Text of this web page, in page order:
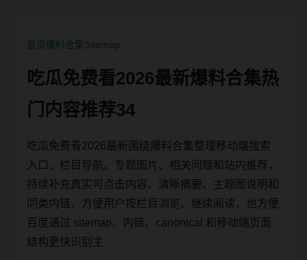
首页 爆料合集Sitemap
吃瓜免费看2026最新爆料合集热
门内容推荐34
吃瓜免费看2026最新围绕爆料合集整理移动端搜索
入口、栏目导航、专题图片、相关问题和站内推荐，
持续补充真实可点击内容、清晰摘要、主题图说明和
同类内链，方便用户按栏目浏览、继续阅读，也方便
百度通过 sitemap、内链、canonical 和移动端页面
结构更快识别主